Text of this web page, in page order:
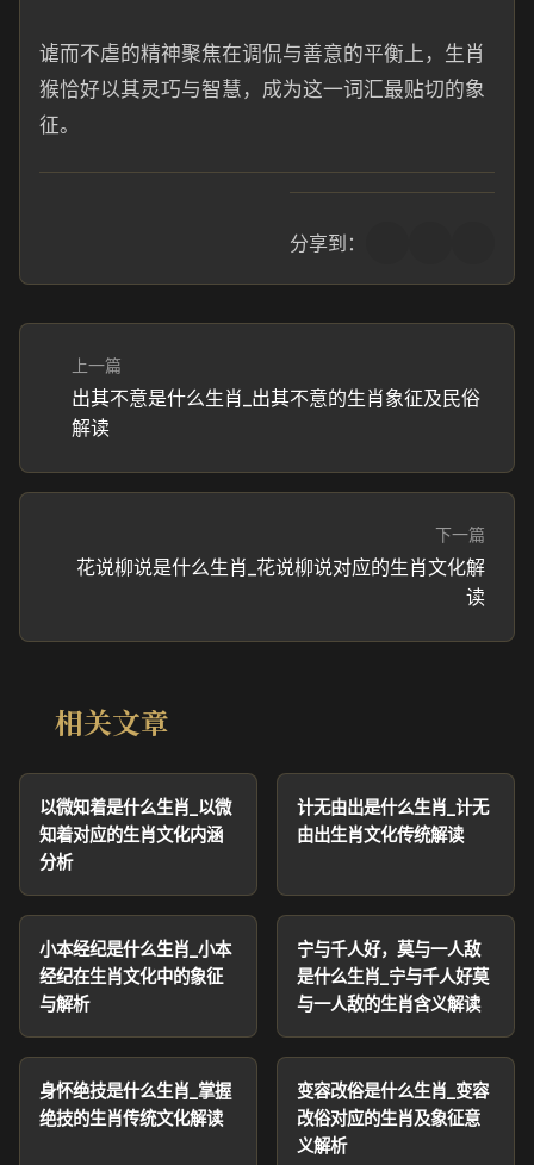
谑而不虐的精神聚焦在调侃与善意的平衡上，生肖
猴恰好以其灵巧与智慧，成为这一词汇最贴切的象
征。
分享到：
上一篇
出其不意是什么生肖_出其不意的生肖象征及民俗
解读
下一篇
花说柳说是什么生肖_花说柳说对应的生肖文化解
读
相关文章
以微知着是什么生肖_以微
知着对应的生肖文化内涵
分析
计无由出是什么生肖_计无
由出生肖文化传统解读
小本经纪是什么生肖_小本
经纪在生肖文化中的象征
与解析
宁与千人好，莫与一人敌
是什么生肖_宁与千人好莫
与一人敌的生肖含义解读
身怀绝技是什么生肖_掌握
绝技的生肖传统文化解读
变容改俗是什么生肖_变容
改俗对应的生肖及象征意
义解析